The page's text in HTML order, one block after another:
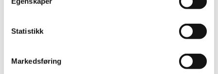
Statistikk
Markedsføring
da Stabæk 2 gjestet Nammo Stadion lørdag. Etter
gjestene som kunne juble for tre poeng etter en 0-
1-seier.